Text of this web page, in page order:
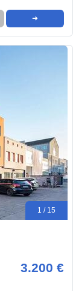
➜
1 / 15
3.200 €